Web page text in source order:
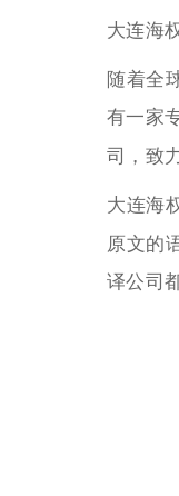
大连海
随着全
有一家
司，致
大连海
原文的
译公司